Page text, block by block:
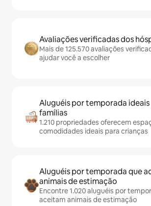
Avaliações verificadas dos
Mais de 125.570 avaliações
ajudar você a escolher
Aluguéis por temporada ideais
famílias
1.210 propriedades oferecem
comodidades ideais para crianças
Aluguéis por temporada que
animais de estimação
Encontre 1.020 aluguéis por
aceitam animais de estimação